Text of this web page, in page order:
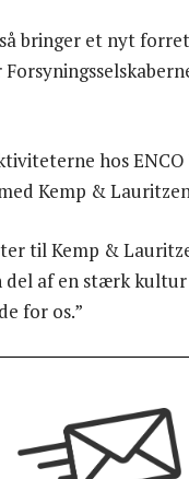
bringer et nyt
hos ENCO
Kemp &
til Kemp &
af en stærk
for os.”